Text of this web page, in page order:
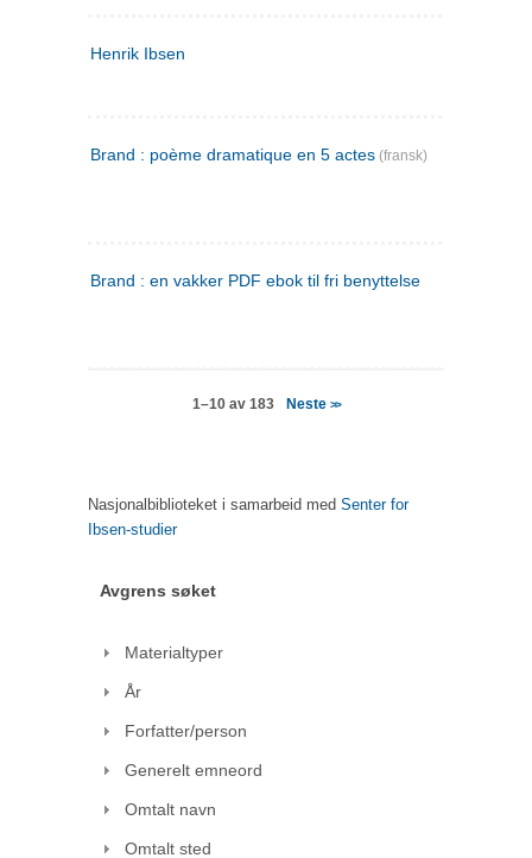
Henrik Ibsen
Brand : poème dramatique en 5 actes (fransk)
Brand : en vakker PDF ebok til fri benyttelse
1–10 av 183 Neste >>
Nasjonalbiblioteket i samarbeid med Senter for
Ibsen-studier
Avgrens søket
Materialtyper
År
Forfatter/person
Generelt emneord
Omtalt navn
Omtalt sted